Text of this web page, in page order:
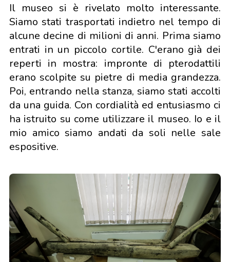
Il museo si è rivelato molto interessante.
Siamo stati trasportati indietro nel tempo di
alcune decine di milioni di anni. Prima siamo
entrati in un piccolo cortile. C'erano già dei
reperti in mostra: impronte di pterodattili
erano scolpite su pietre di media grandezza.
Poi, entrando nella stanza, siamo stati accolti
da una guida. Con cordialità ed entusiasmo ci
ha istruito su come utilizzare il museo. Io e il
mio amico siamo andati da soli nelle sale
espositive.